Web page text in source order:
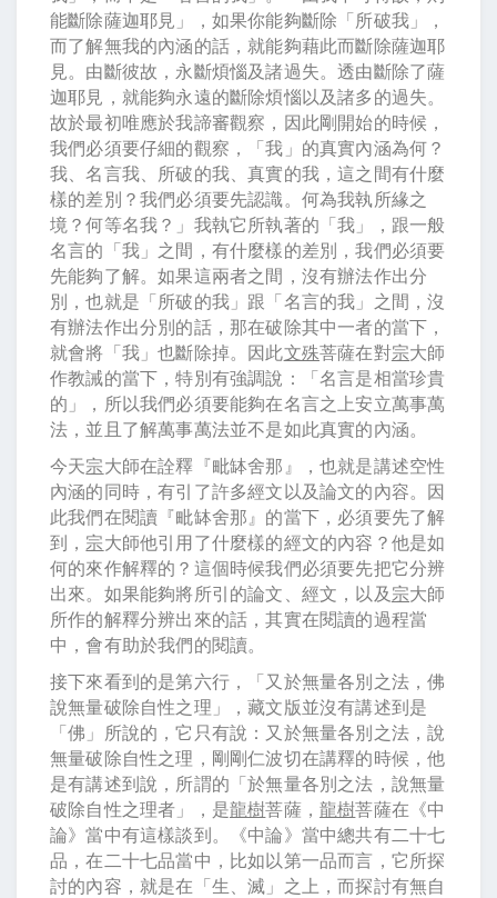
能斷除薩迦耶見」，如果你能夠斷除「所破我」，
而了解無我的內涵的話，就能夠藉此而斷除薩迦耶
見。由斷彼故，永斷煩惱及諸過失。透由斷除了薩
迦耶見，就能夠永遠的斷除煩惱以及諸多的過失。
故於最初唯應於我諦審觀察，因此剛開始的時候，
我們必須要仔細的觀察，「我」的真實內涵為何？
我、名言我、所破的我、真實的我，這之間有什麼
樣的差別？我們必須要先認識。何為我執所緣之
境？何等名我？」我執它所執著的「我」，跟一般
名言的「我」之間，有什麼樣的差別，我們必須要
先能夠了解。如果這兩者之間，沒有辦法作出分
別，也就是「所破的我」跟「名言的我」之間，沒
有辦法作出分別的話，那在破除其中一者的當下，
就會將「我」也斷除掉。因此文殊菩薩在對宗大師
作教誡的當下，特別有強調說：「名言是相當珍貴
的」，所以我們必須要能夠在名言之上安立萬事萬
法，並且了解萬事萬法並不是如此真實的內涵。
今天宗大師在詮釋『毗缽舍那』，也就是講述空性
內涵的同時，有引了許多經文以及論文的內容。因
此我們在閱讀『毗缽舍那』的當下，必須要先了解
到， 宗大師他引用了什麼樣的經文的內容？他是如
何的來作解釋的？這個時候我們必須要先把它分辨
出來。如果能夠將所引的論文、經文，以及 宗大師
所作的解釋分辨出來的話，其實在閱讀的過程當
中，會有助於我們的閱讀。
接下來看到的是第六行，「又於無量各別之法，佛
說無量破除自性之理」，藏文版並沒有講述到是
「佛」所說的，它只有說：又於無量各別之法，說
無量破除自性之理，剛剛仁波切在講釋的時候，他
是有講述到說，所謂的「於無量各別之法，說無量
破除自性之理者」，是龍樹菩薩，龍樹菩薩在《中
論》當中有這樣談到。《中論》當中總共有二十七
品，在二十七品當中，比如以第一品而言，它所探
討的內容，就是在「生、滅」之上，而探討有無自